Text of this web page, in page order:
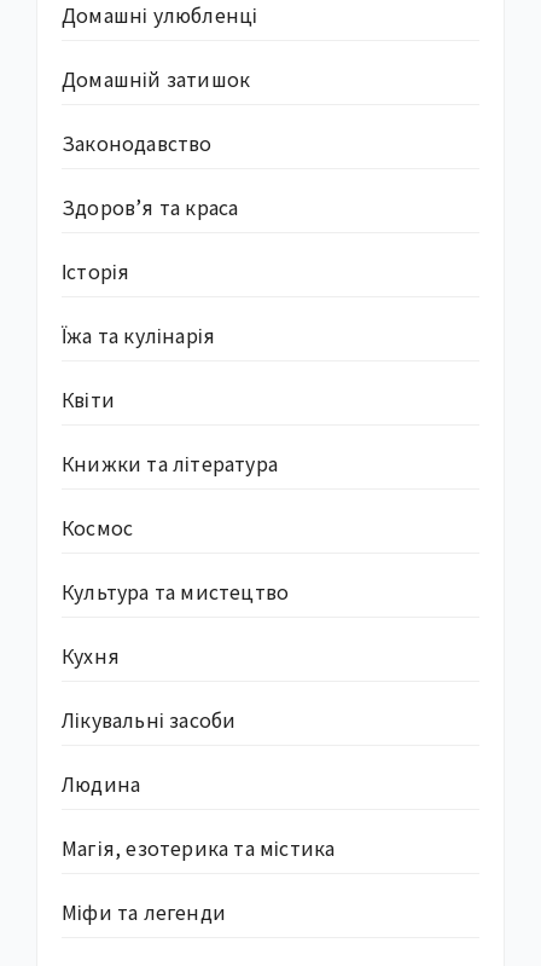
Домашні улюбленці
Домашній затишок
Законодавство
Здоров’я та краса
Історія
Їжа та кулінарія
Квіти
Книжки та література
Космос
Культура та мистецтво
Кухня
Лікувальні засоби
Людина
Магія, езотерика та містика
Міфи та легенди